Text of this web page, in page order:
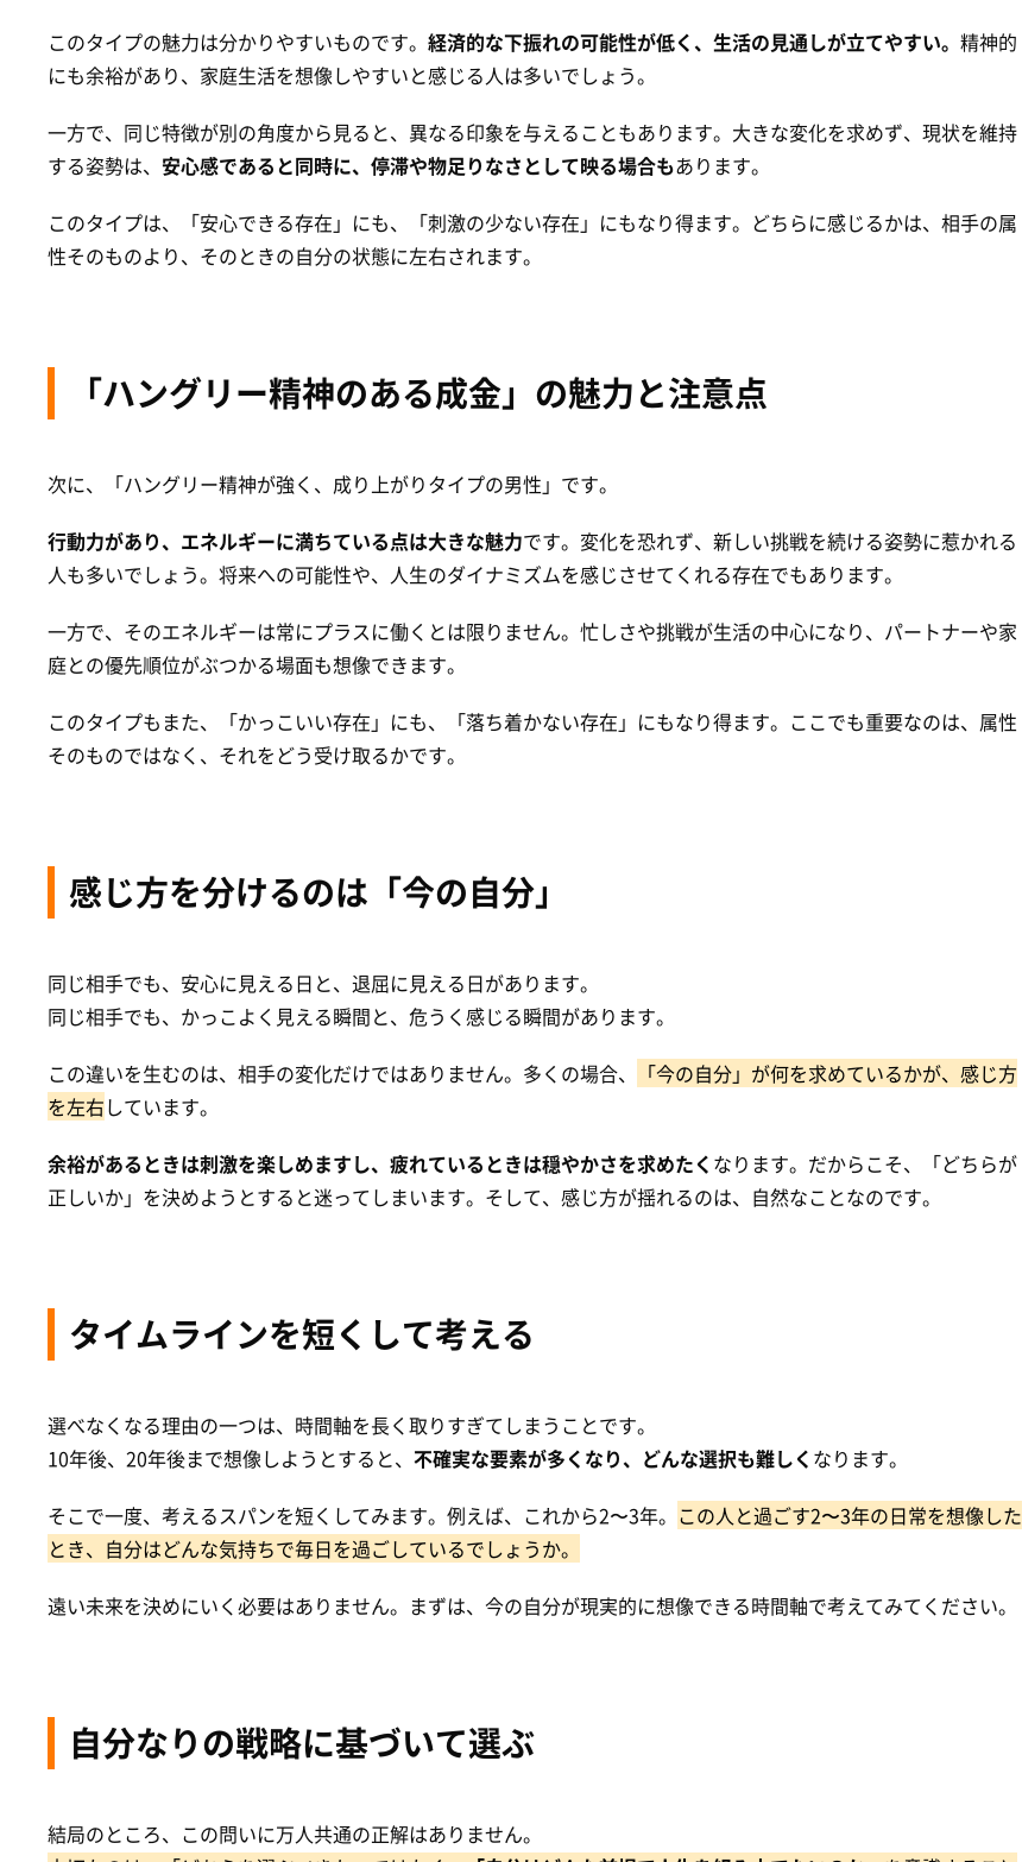
このタイプの魅力は分かりやすいものです。 経済的な下振れの可能性が低く、生活の見通しが立てやすい。 精神的
にも余裕があり、家庭生活を想像しやすいと感じる人は多いでしょう。
一方で、同じ特徴が別の角度から見ると、異なる印象を与えることもあります。大きな変化を求めず、現状を維持
する姿勢は、 安心感であると同時に、停滞や物足りなさとして映る場合もあります。
このタイプは、「安心できる存在」にも、「刺激の少ない存在」にもなり得ます。どちらに感じるかは、相手の属
性そのものより、そのときの自分の状態に左右されます。
「ハングリー精神のある成金」の魅力と注意点
次に、「ハングリー精神が強く、成り上がりタイプの男性」です。
行動力があり、エネルギーに満ちている点は大きな魅力です。変化を恐れず、新しい挑戦を続ける姿勢に惹かれる
人も多いでしょう。将来への可能性や、人生のダイナミズムを感じさせてくれる存在でもあります。
一方で、そのエネルギーは常にプラスに働くとは限りません。忙しさや挑戦が生活の中心になり、パートナーや家
庭との優先順位がぶつかる場面も想像できます。
このタイプもまた、「かっこいい存在」にも、「落ち着かない存在」にもなり得ます。ここでも重要なのは、属性
そのものではなく、それをどう受け取るかです。
感じ方を分けるのは「今の自分」
同じ相手でも、安心に見える日と、退屈に見える日があります。
同じ相手でも、かっこよく見える瞬間と、危うく感じる瞬間があります。
この違いを生むのは、相手の変化だけではありません。多くの場合、
「今の自分」が何を求めているかが、感じ方
を左右しています。
余裕があるときは刺激を楽しめますし、疲れているときは穏やかさを求めたく なります。だからこそ、「どちらが
正しいか」を決めようとすると迷ってしまいます。そして、感じ方が揺れるのは、自然なことなのです。
タイムラインを短くして考える
選べなくなる理由の一つは、時間軸を長く取りすぎてしまうことです。
10年後、20年後まで想像しようとすると、 不確実な要素が多くなり、どんな選択も難しく なります。
そこで一度、考えるスパンを短くしてみます。例えば、これから2〜3年。 この人と過ごす2〜3年の日常を想像した
とき、自分はどんな気持ちで毎日を過ごしているでしょうか。
遠い未来を決めにいく必要はありません。まずは、今の自分が現実的に想像できる時間軸で考えてみてください。
自分なりの戦略に基づいて選ぶ
結局のところ、この問いに万人共通の正解はありません。